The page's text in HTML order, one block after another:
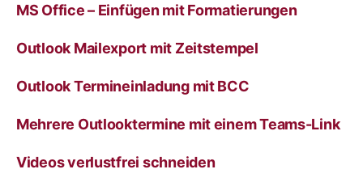
MS Office – Einfügen mit Formatierungen
Outlook Mailexport mit Zeitstempel
Outlook Termineinladung mit BCC
Mehrere Outlooktermine mit einem Teams-Link
Videos verlustfrei schneiden